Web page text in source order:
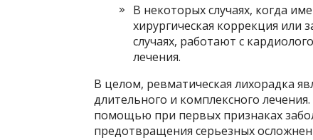
В некоторых случаях, когда
хирургическая коррекция или
случаях, работают с
лечения.
В целом, ревматическая лихорадка
длительного и комплексного
помощью при первых признаках
предотвращения серьезных